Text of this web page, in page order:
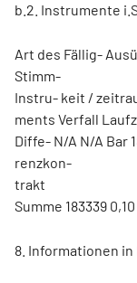
b.2. Instrumente
Art des Fällig-
Stimm-
Instru- keit /
ments Verfall
Diffe- N/A N/A Bar
renzkon-
trakt
Summe 183339 0,10
8. Informationen